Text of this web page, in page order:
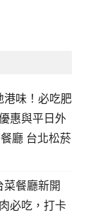
港味！必吃肥
惠與平日外
廳 台北松菸
菜餐廳新開
必吃，打卡